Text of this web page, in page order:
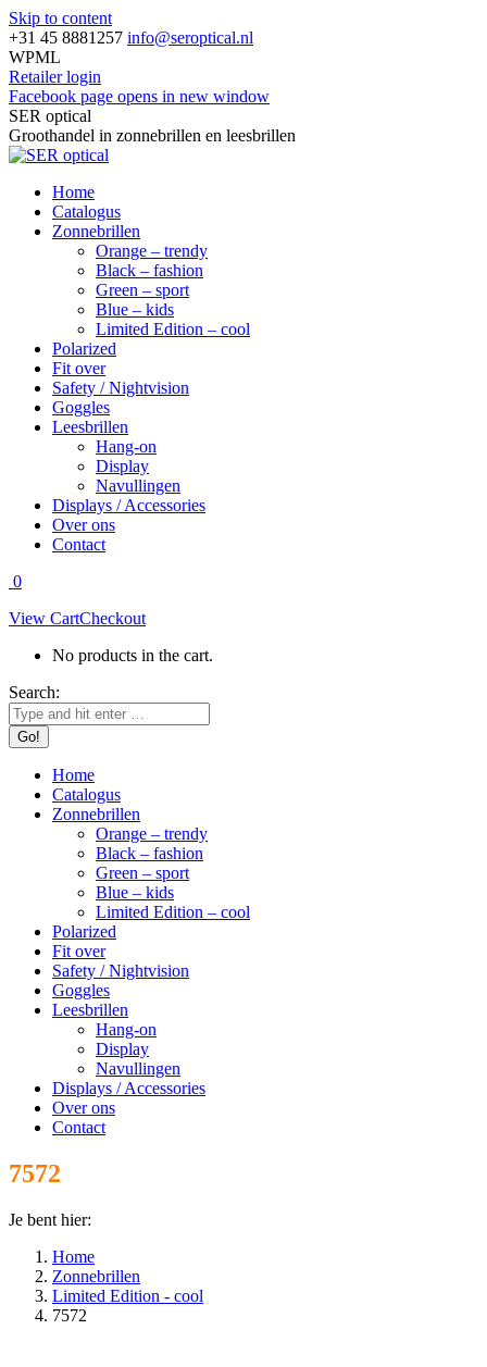
Skip to content
+31 45 8881257 info@seroptical.nl
WPML
Retailer login
Facebook page opens in new window
SER optical
Groothandel in zonnebrillen en leesbrillen
Home
Catalogus
Zonnebrillen
Orange – trendy
Black – fashion
Green – sport
Blue – kids
Limited Edition – cool
Polarized
Fit over
Safety / Nightvision
Goggles
Leesbrillen
Hang-on
Display
Navullingen
Displays / Accessories
Over ons
Contact
0
View CartCheckout
No products in the cart.
Search:
Home
Catalogus
Zonnebrillen
Orange – trendy
Black – fashion
Green – sport
Blue – kids
Limited Edition – cool
Polarized
Fit over
Safety / Nightvision
Goggles
Leesbrillen
Hang-on
Display
Navullingen
Displays / Accessories
Over ons
Contact
7572
Je bent hier:
Home
Zonnebrillen
Limited Edition - cool
7572